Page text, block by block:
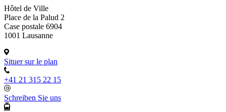
Hôtel de Ville
Place de la Palud 2
Case postale 6904
1001 Lausanne
Situer sur le plan
+41 21 315 22 15
Schreiben Sie uns